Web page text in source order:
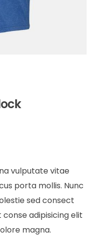
vulputate vitae
porta mollis. Nunc
sed consect
adipisicing elit
magna.